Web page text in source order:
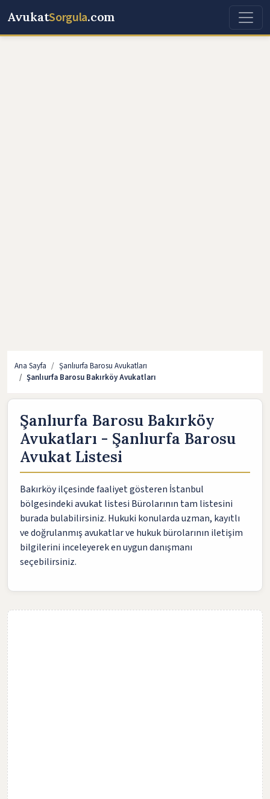
AvukatSorgula.com
Ana Sayfa
Şanlıurfa Barosu Avukatları
Şanlıurfa Barosu Bakırköy Avukatları
Şanlıurfa Barosu Bakırköy
Avukatları - Şanlıurfa Barosu
Avukat Listesi
Bakırköy ilçesinde faaliyet gösteren İstanbul
bölgesindeki avukat listesi Bürolarının tam listesini
burada bulabilirsiniz. Hukuki konularda uzman, kayıtlı
ve doğrulanmış avukatlar ve hukuk bürolarının iletişim
bilgilerini inceleyerek en uygun danışmanı
seçebilirsiniz.